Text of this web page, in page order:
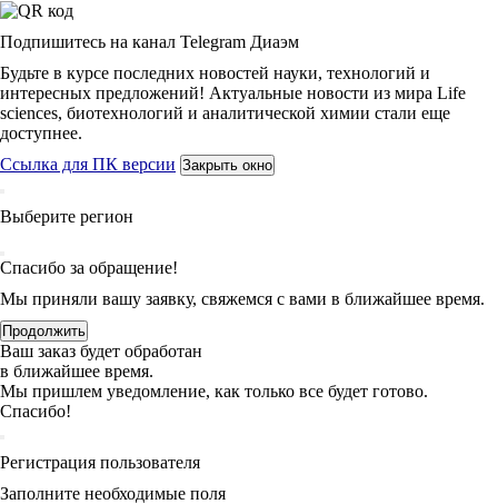
Подпишитесь на канал Telegram Диаэм
Будьте в курсе последних новостей науки, технологий и
интересных предложений! Актуальные новости из мира Life
sciences, биотехнологий и аналитической химии стали еще
доступнее.
Ссылка для ПК версии Закрыть окно
Выберите регион
Спасибо за обращение!
Мы приняли вашу заявку, свяжемся с вами в ближайшее время.
Продолжить
Ваш заказ будет обработан
в ближайшее время.
Мы пришлем уведомление, как только все будет готово.
Спасибо!
Регистрация пользователя
Заполните необходимые поля